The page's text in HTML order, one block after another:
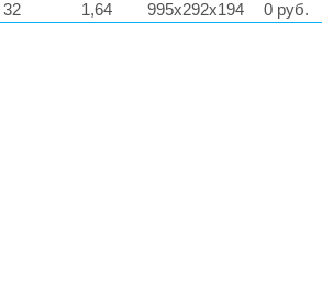
32 1,64 995х292х194 0 руб.